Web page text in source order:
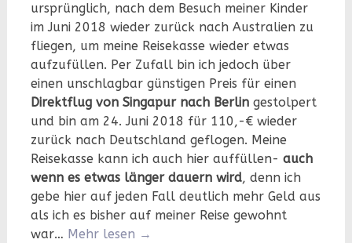
ursprünglich, nach dem Besuch meiner Kinder
im Juni 2018 wieder zurück nach Australien zu
fliegen, um meine Reisekasse wieder etwas
aufzufüllen. Per Zufall bin ich jedoch über
einen unschlagbar günstigen Preis für einen
Direktflug von Singapur nach Berlingestolpert
und bin am 24. Juni 2018 für 110,-€ wieder
zurück nach Deutschland geflogen. Meine
Reisekasse kann ich auch hier auffüllen- auch
wenn es etwas länger dauern wird, denn ich
gebe hier auf jeden Fall deutlich mehr Geld aus
als ich es bisher auf meiner Reise gewohnt
war… Mehr lesen →